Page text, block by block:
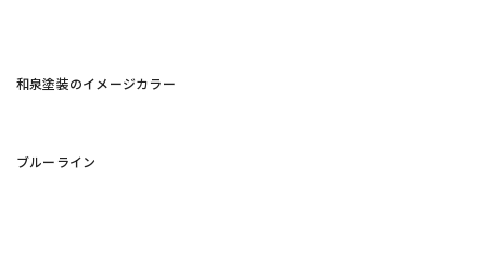
和泉塗装のイメージカラー
ブルーライン